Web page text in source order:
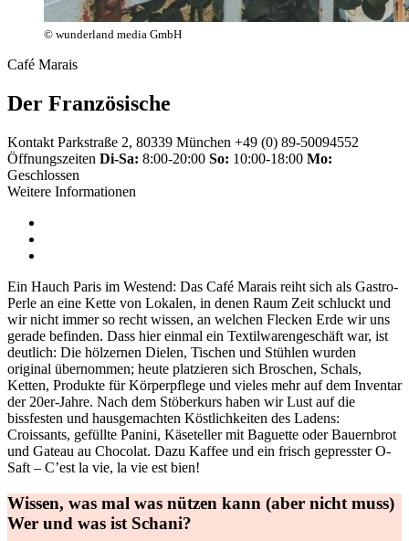
© wunderland media GmbH
Café Marais
Der Französische
Kontakt Parkstraße 2, 80339 München +49 (0) 89-50094552
Öffnungszeiten Di-Sa: 8:00-20:00 So: 10:00-18:00 Mo:
Geschlossen
Weitere Informationen
Ein Hauch Paris im Westend: Das Café Marais reiht sich als Gastro-
Perle an eine Kette von Lokalen, in denen Raum Zeit schluckt und
wir nicht immer so recht wissen, an welchen Flecken Erde wir uns
gerade befinden. Dass hier einmal ein Textilwarengeschäft war, ist
deutlich: Die hölzernen Dielen, Tischen und Stühlen wurden
original übernommen; heute platzieren sich Broschen, Schals,
Ketten, Produkte für Körperpflege und vieles mehr auf dem Inventar
der 20er-Jahre. Nach dem Stöberkurs haben wir Lust auf die
bissfesten und hausgemachten Köstlichkeiten des Ladens:
Croissants, gefüllte Panini, Käseteller mit Baguette oder Bauernbrot
und Gateau au Chocolat. Dazu Kaffee und ein frisch gepresster O-
Saft – C’est la vie, la vie est bien!
Wissen, was mal was nützen kann (aber nicht muss)
Wer und was ist Schani?